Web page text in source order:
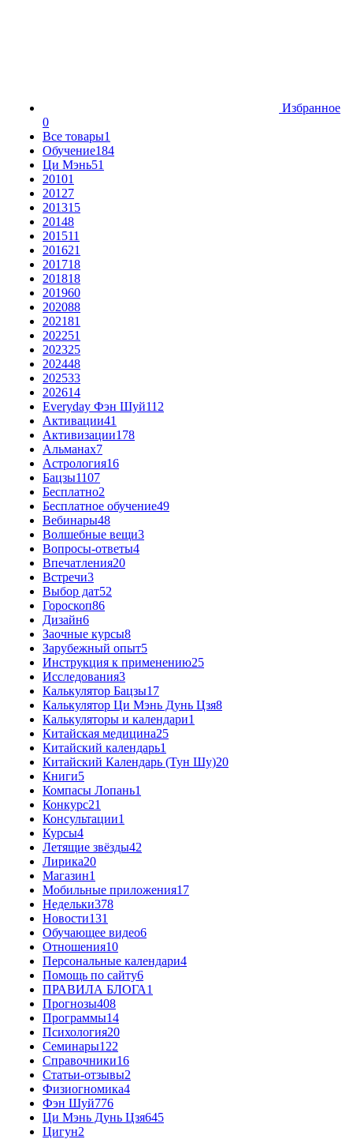
Избранное
0
Все товары1
Обучение184
Ци Мэнь51
20101
20127
201315
20148
201511
201621
201718
201818
201960
202088
202181
202251
202325
202448
202533
202614
Everyday Фэн Шуй112
Активации41
Активизации178
Альманах7
Астрология16
Бацзы1107
Бесплатно2
Бесплатное обучение49
Вебинары48
Волшебные вещи3
Вопросы-ответы4
Впечатления20
Встречи3
Выбор дат52
Гороскоп86
Дизайн6
Заочные курсы8
Зарубежный опыт5
Инструкция к применению25
Исследования3
Калькулятор Бацзы17
Калькулятор Ци Мэнь Дунь Цзя8
Калькуляторы и календари1
Китайская медицина25
Китайский календарь1
Китайский Календарь (Тун Шу)20
Книги5
Компасы Лопань1
Конкурс21
Консультации1
Курсы4
Летящие звёзды42
Лирика20
Магазин1
Мобильные приложения17
Недельки378
Новости131
Обучающее видео6
Отношения10
Персональные календари4
Помощь по сайту6
ПРАВИЛА БЛОГА1
Прогнозы408
Программы14
Психология20
Семинары122
Справочники16
Статьи-отзывы2
Физиогномика4
Фэн Шуй776
Ци Мэнь Дунь Цзя645
Цигун2